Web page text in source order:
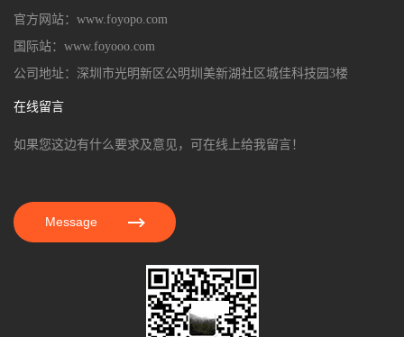
官方网站：www.foyopo.com
国际站：www.foyooo.com
公司地址：深圳市光明新区公明圳美新湖社区城佳科技园3楼
在线留言
如果您这边有什么要求及意见，可在线上给我留言！
Message